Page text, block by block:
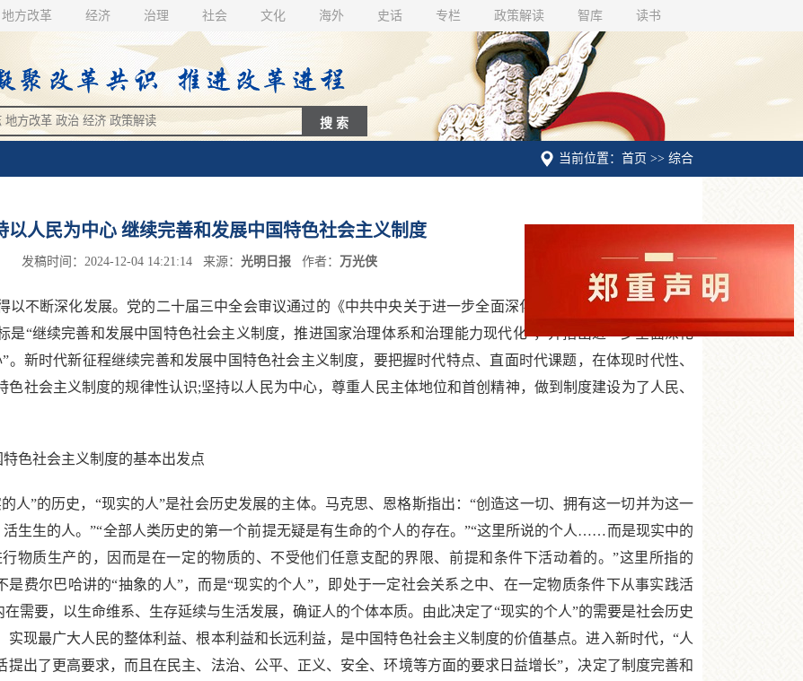
地方改革 经济 治理 社会 文化 海外 史话 专栏 政策解读 智库 读书
当前位置：首页 >> 综合
以人民为中心 继续完善和发展中国特色社会主义制度
发稿时间：2024-12-04 14:21:14 来源： 光明日报 作者： 万光侠
断深化发展。党的二十届三中全会审议通过的《中共中央关于进一步全面深化改革、推进中国式现代化
是“继续完善和发展中国特色社会主义制度，推进国家治理体系和治理能力现代化”，并指出进一步全面深化
。新时代新征程继续完善和发展中国特色社会主义制度，要把握时代特点、直面时代课题，在体现时代性、
社会主义制度的规律性认识;坚持以人民为中心，尊重人民主体地位和首创精神，做到制度建设为了人民、
色社会主义制度的基本出发点
”的历史，“现实的人”是社会历史发展的主体。马克思、恩格斯指出：“创造这一切、拥有这一切并为这一
活生生的人。”“全部人类历史的第一个前提无疑是有生命的个人的存在。”“这里所说的个人……而是现实中的
物质生产的，因而是在一定的物质的、不受他们任意支配的界限、前提和条件下活动着的。”这里所指的
是费尔巴哈讲的“抽象的人”，而是“现实的个人”，即处于一定社会关系之中、在一定物质条件下从事实践活
需要，以生命维系、生存延续与生活发展，确证人的个体本质。由此决定了“现实的个人”的需要是社会历史
现最广大人民的整体利益、根本利益和长远利益，是中国特色社会主义制度的价值基点。进入新时代，“人
出了更高要求，而且在民主、法治、公平、正义、安全、环境等方面的要求日益增长”，决定了制度完善和